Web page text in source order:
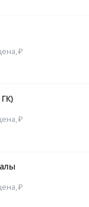
₽
₽
₽